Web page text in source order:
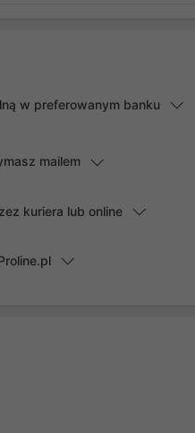
w preferowanym banku
mailem
kuriera lub online